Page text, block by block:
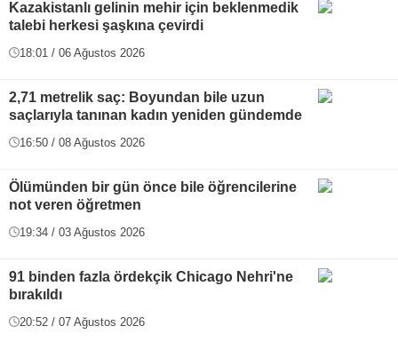
Kazakistanlı gelinin mehir için beklenmedik
talebi herkesi şaşkına çevirdi
18:01 / 06 Ağustos 2026
2,71 metrelik saç: Boyundan bile uzun
saçlarıyla tanınan kadın yeniden gündemde
16:50 / 08 Ağustos 2026
Ölümünden bir gün önce bile öğrencilerine
not veren öğretmen
19:34 / 03 Ağustos 2026
91 binden fazla ördekçik Chicago Nehri'ne
bırakıldı
20:52 / 07 Ağustos 2026